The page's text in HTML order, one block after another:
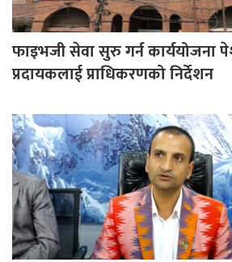
फाइभजी सेवा सुरु गर्न कार्ययोजना
प्रदायकलाई प्राधिकरणको निर्देशन